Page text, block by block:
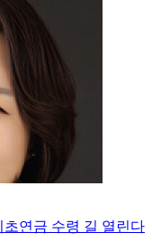
연금 수령 길 열린다